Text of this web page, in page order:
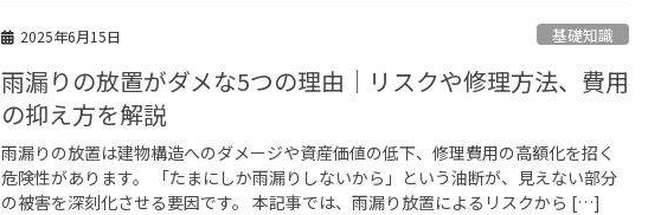
2025年6月15日 基礎知識
雨漏りの放置がダメな5つの理由｜リスクや修理方法、費用
の抑え方を解説
雨漏りの放置は建物構造へのダメージや資産価値の低下、修理費用の高額化を招く
危険性があります。 「たまにしか雨漏りしないから」という油断が、見えない部分
の被害を深刻化させる要因です。 本記事では、雨漏り放置によるリスクから […]